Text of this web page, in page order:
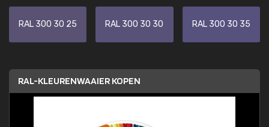
RAL 300 30 25 RAL 300 30 30 RAL 300 30 35
RAL-KLEURENWAAIER KOPEN